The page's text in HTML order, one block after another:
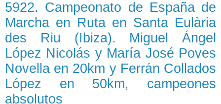
5922. Campeonato de España de
Marcha en Ruta en Santa Eulària
des Riu (Ibiza). Miguel Ángel
López Nicolás y María José Poves
Novella en 20km y Ferrán Collados
López en 50km, campeones
absolutos